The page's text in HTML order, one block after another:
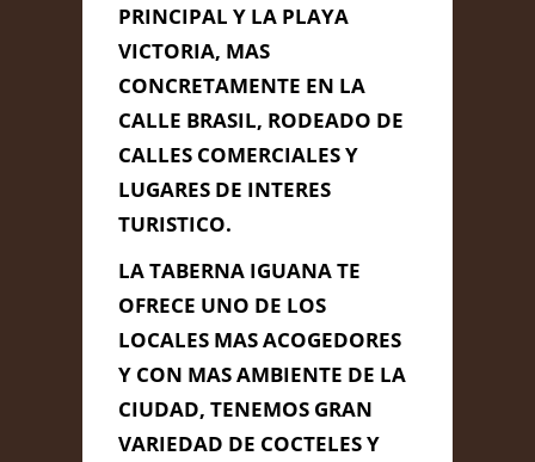
PRINCIPAL Y LA PLAYA
VICTORIA, MAS
CONCRETAMENTE EN LA
CALLE BRASIL, RODEADO DE
CALLES COMERCIALES Y
LUGARES DE INTERES
TURISTICO.
LA TABERNA IGUANA TE
OFRECE UNO DE LOS
LOCALES MAS ACOGEDORES
Y CON MAS AMBIENTE DE LA
CIUDAD, TENEMOS GRAN
VARIEDAD DE COCTELES Y
Información de
Contacto
C/ BRASIL Nº S/N, Cádiz, Cádiz
856 153 107
iguanapub@gmail.com